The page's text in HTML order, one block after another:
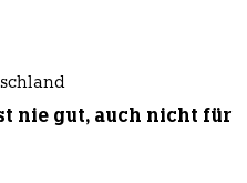
nie gut, auch nicht für